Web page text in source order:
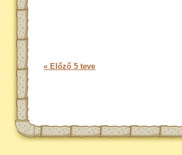
« Előző 5 teve